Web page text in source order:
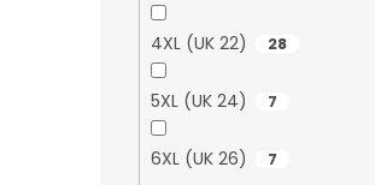
4XL (UK 22) 28
5XL (UK 24) 7
6XL (UK 26) 7